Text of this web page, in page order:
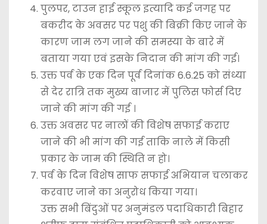
पुलपर, टाउन हाई स्कूल इत्यादि कई जगह पर
बकरीद के अवसर पर पशु की बिक्री किए जाने के
कारण जाम लग जाने की समस्या के बारे में
बताया गया एवं इसके निदान की मांग की गई।
उक्त पर्व के एक दिन पूर्व दिनांक 6.6.25 को संध्या
से देर रात्रि तक मुख्य बाजार में पुलिस फोर्स दिए
जाने की मांग की गई ।
उक्त अवसर पर नालों की विशेष सफाई कराए
जाने की भी मांग की गई ताकि नाले में किसी
प्रकार के जाम की स्थिति न हो।
पर्व के दिन विशेष साफ सफाई अभियान चलाकर
करवाए जाने का अनुरोध किया गया।
उक्त सभी बिंदुओं पर अनुमंडल पदाधिकारी बिहार